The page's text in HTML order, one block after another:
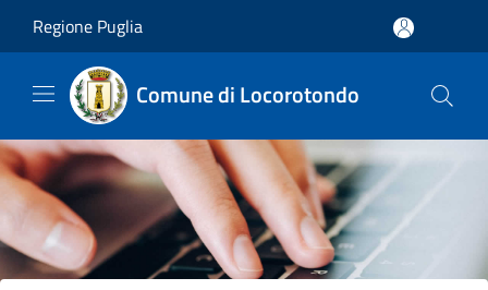
Regione Puglia
Comune di Locorotondo